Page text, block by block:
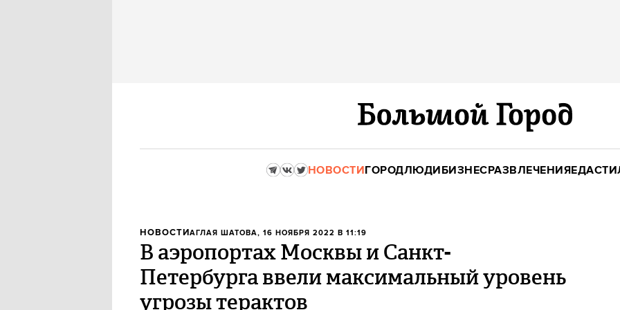
НОВОСТИГОРОДЛЮДИБИЗНЕСРАЗВЛЕЧЕНИЯЕДА
НОВОСТИАГЛАЯ ШАТОВА, 16 НОЯБРЯ 2022 В 11:19
В аэропортах Москвы и Санкт-
Петербурга ввели максимальный уровень
угрозы терактов